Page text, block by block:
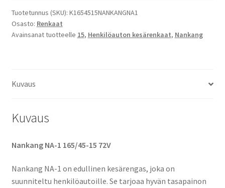
NA-
1
määrä
Tuotetunnus (SKU): K1654515NANKANGNA1
Osasto: Renkaat
Avainsanat tuotteelle 15, Henkilöauton kesärenkaat, Nankang
Kuvaus
Kuvaus
Nankang NA-1 165/45-15 72V
Nankang NA-1 on edullinen kesärengas, joka on
suunniteltu henkilöautoille. Se tarjoaa hyvän tasapainon